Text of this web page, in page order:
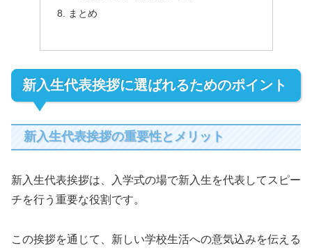
まとめ
新入生代表挨拶に選ばれるためのポイント
新入生代表挨拶の重要性とメリット
新入生代表挨拶は、入学式の場で新入生を代表してスピー
チを行う重要な役割です。
この挨拶を通じて、新しい学校生活への意気込みを伝える